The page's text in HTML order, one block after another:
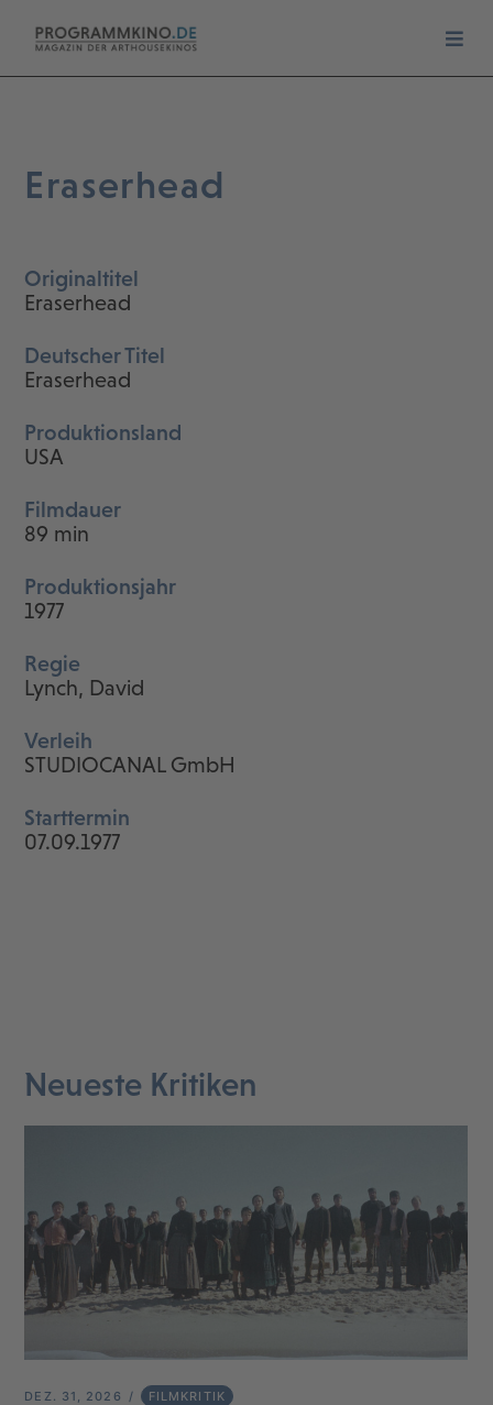
Eraserhead
Originaltitel
Eraserhead
Deutscher Titel
Eraserhead
Produktionsland
USA
Filmdauer
89 min
Produktionsjahr
1977
Regie
Lynch, David
Verleih
STUDIOCANAL GmbH
Starttermin
07.09.1977
Neueste Kritiken
DEZ. 31, 2026 FILMKRITIK